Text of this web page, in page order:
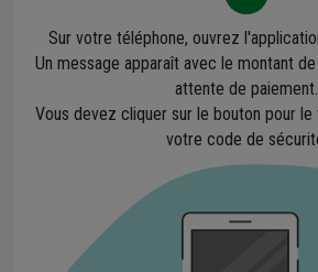
Sur votre téléphone, ouvrez
Un message apparaît avec le montant
attente de paiement.
Vous devez cliquer sur le bouton pour
votre code de